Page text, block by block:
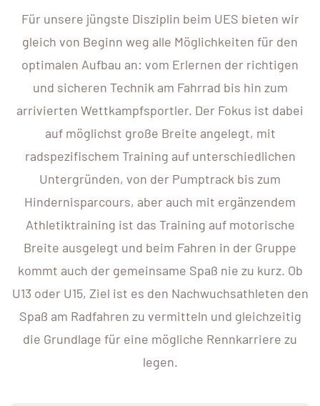
Für unsere jüngste Disziplin beim UES bieten wir
gleich von Beginn weg alle Möglichkeiten für den
optimalen Aufbau an: vom Erlernen der richtigen
und sicheren Technik am Fahrrad bis hin zum
arrivierten Wettkampfsportler. Der Fokus ist dabei
auf möglichst große Breite angelegt, mit
radspezifischem Training auf unterschiedlichen
Untergründen, von der Pumptrack bis zum
Hindernisparcours, aber auch mit ergänzendem
Athletiktraining ist das Training auf motorische
Breite ausgelegt und beim Fahren in der Gruppe
kommt auch der gemeinsame Spaß nie zu kurz. Ob
U13 oder U15, Ziel ist es den Nachwuchsathleten den
Spaß am Radfahren zu vermitteln und gleichzeitig
die Grundlage für eine mögliche Rennkarriere zu
legen.